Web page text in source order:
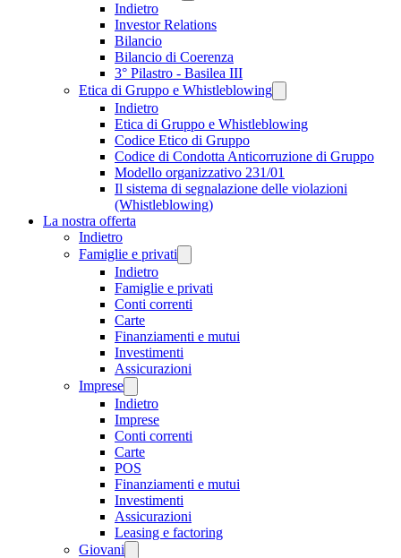
Indietro
Investor Relations
Bilancio
Bilancio di Coerenza
3° Pilastro - Basilea III
Etica di Gruppo e Whistleblowing
Indietro
Etica di Gruppo e Whistleblowing
Codice Etico di Gruppo
Codice di Condotta Anticorruzione di Gruppo
Modello organizzativo 231/01
Il sistema di segnalazione delle violazioni
(Whistleblowing)
La nostra offerta
Indietro
Famiglie e privati
Indietro
Famiglie e privati
Conti correnti
Carte
Finanziamenti e mutui
Investimenti
Assicurazioni
Imprese
Indietro
Imprese
Conti correnti
Carte
POS
Finanziamenti e mutui
Investimenti
Assicurazioni
Leasing e factoring
Giovani